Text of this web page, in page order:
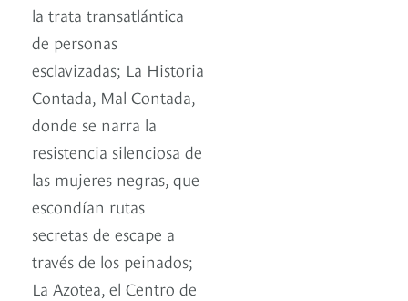
la trata transatlántica
de personas
esclavizadas; La Historia
Contada, Mal Contada,
donde se narra la
resistencia silenciosa de
las mujeres negras, que
escondían rutas
secretas de escape a
través de los peinados;
La Azotea, el Centro de